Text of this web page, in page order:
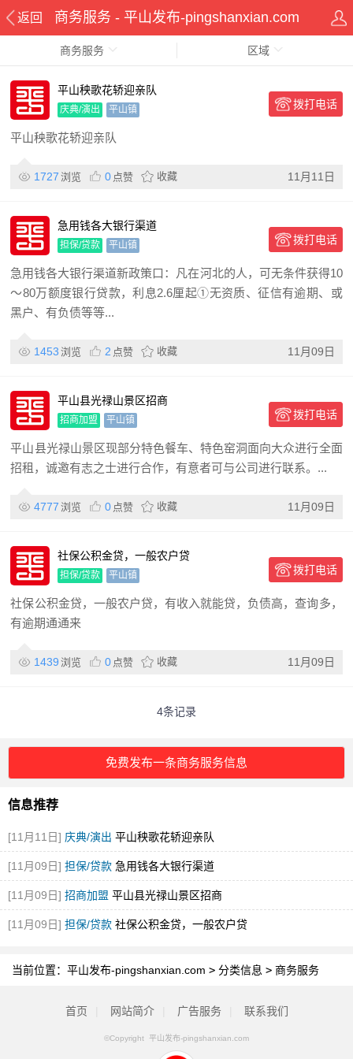
返回 商务服务 - 平山发布-pingshanxian.com
商务服务 区域
平山秧歌花轿迎亲队
庆典/演出 平山镇 拨打电话
平山秧歌花轿迎亲队
1727 浏览 0 点赞 收藏 11月11日
急用钱各大银行渠道
担保/贷款 平山镇 拨打电话
急用钱各大银行渠道新政策口：凡在河北的人，可无条件获得10
～80万额度银行贷款，利息2.6厘起①无资质、征信有逾期、或
黑户、有负债等等...
1453 浏览 2 点赞 收藏 11月09日
平山县光禄山景区招商
招商加盟 平山镇 拨打电话
平山县光禄山景区现部分特色餐车、特色窑洞面向大众进行全面
招租，诚邀有志之士进行合作，有意者可与公司进行联系。...
4777 浏览 0 点赞 收藏 11月09日
社保公积金贷，一般农户贷
担保/贷款 平山镇 拨打电话
社保公积金贷，一般农户贷，有收入就能贷，负债高，查询多，
有逾期通通来
1439 浏览 0 点赞 收藏 11月09日
4条记录
免费发布一条商务服务信息
信息推荐
[11月11日] 庆典/演出 平山秧歌花轿迎亲队
[11月09日] 担保/贷款 急用钱各大银行渠道
[11月09日] 招商加盟 平山县光禄山景区招商
[11月09日] 担保/贷款 社保公积金贷，一般农户贷
当前位置： 平山发布-pingshanxian.com > 分类信息 > 商务服务
首页 网站简介 广告服务 联系我们
©Copyright 平山发布-pingshanxian.com